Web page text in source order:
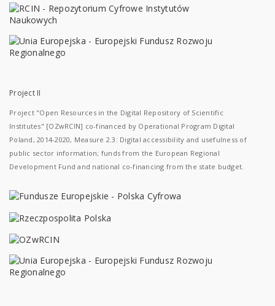
Project II
Project "Open Resources in the Digital Repository of Scientific
Institutes" [OZwRCIN] co-financed by Operational Program Digital
Poland, 2014-2020, Measure 2.3: Digital accessibility and usefulness of
public sector information; funds from the European Regional
Development Fund and national co-financing from the state budget.